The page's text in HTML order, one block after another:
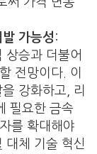
가능성 :
승과 더불어
전망이다. 이
강화하고, 리
필요한 금속
를 확대해야
대체 기술 혁신